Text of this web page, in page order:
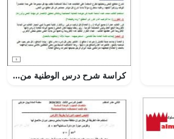
كراسة شرح درس الوطنية من دروس القراءة (عرب 202) (لغة عربية) الثاني الثانوي